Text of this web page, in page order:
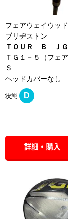
フェアウェイウッド
ブリヂストン
ＴＯＵＲ Ｂ Ｊ
ＴＧ１－５（フェ
Ｓ
ヘッドカバーなし
状態 D